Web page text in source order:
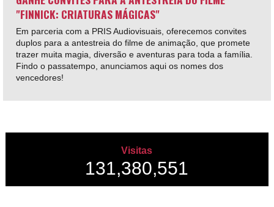
"FINNICK: CRIATURAS MÁGICAS"
Em parceria com a PRIS Audiovisuais, oferecemos convites
duplos para a antestreia do filme de animação, que promete
trazer muita magia, diversão e aventuras para toda a família.
Findo o passatempo, anunciamos aqui os nomes dos
vencedores!
Visitas
131,380,551